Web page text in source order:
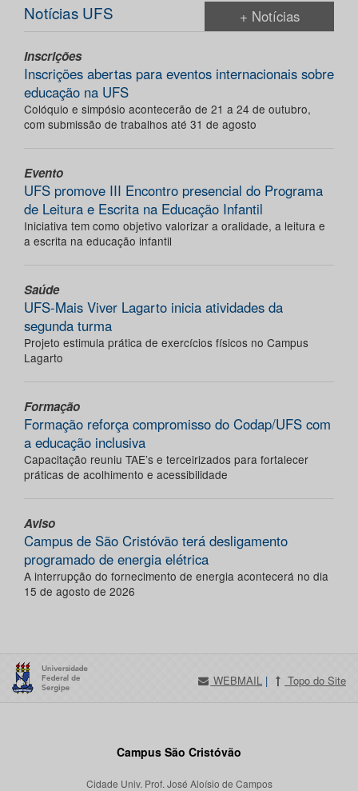
Notícias UFS + Notícias
Inscrições
Inscrições abertas para eventos internacionais sobre
educação na UFS
Colóquio e simpósio acontecerão de 21 a 24 de outubro,
com submissão de trabalhos até 31 de agosto
Evento
UFS promove III Encontro presencial do Programa
de Leitura e Escrita na Educação Infantil
Iniciativa tem como objetivo valorizar a oralidade, a leitura e
a escrita na educação infantil
Saúde
UFS-Mais Viver Lagarto inicia atividades da
segunda turma
Projeto estimula prática de exercícios físicos no Campus
Lagarto
Formação
Formação reforça compromisso do Codap/UFS com
a educação inclusiva
Capacitação reuniu TAE’s e terceirizados para fortalecer
práticas de acolhimento e acessibilidade
Aviso
Campus de São Cristóvão terá desligamento
programado de energia elétrica
A interrupção do fornecimento de energia acontecerá no dia
15 de agosto de 2026
WEBMAIL | Topo do Site
Campus São Cristóvão
Cidade Univ. Prof. José Aloísio de Campos